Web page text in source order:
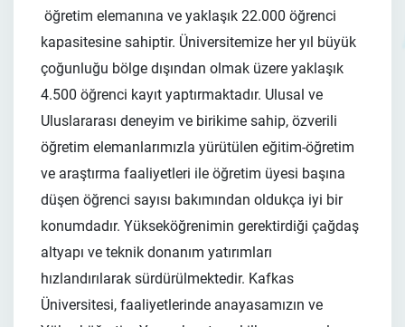
öğretim elemanına ve yaklaşık 22.000 öğrenci
kapasitesine sahiptir. Üniversitemize her yıl büyük
çoğunluğu bölge dışından olmak üzere yaklaşık
4.500 öğrenci kayıt yaptırmaktadır. Ulusal ve
Uluslararası deneyim ve birikime sahip, özverili
öğretim elemanlarımızla yürütülen eğitim-öğretim
ve araştırma faaliyetleri ile öğretim üyesi başına
düşen öğrenci sayısı bakımından oldukça iyi bir
konumdadır. Yükseköğrenimin gerektirdiği çağdaş
altyapı ve teknik donanım yatırımları
hızlandırılarak sürdürülmektedir. Kafkas
Üniversitesi, faaliyetlerinde anayasamızın ve